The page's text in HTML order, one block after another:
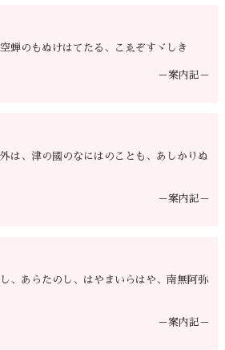
蝉のもぬけはてたる、こゑぞすゞしき
－案内記－
は、津の國のなにはのことも、あしかりぬ
－案内記－
、あらたのし、はやまいらはや、南無阿弥
－案内記－